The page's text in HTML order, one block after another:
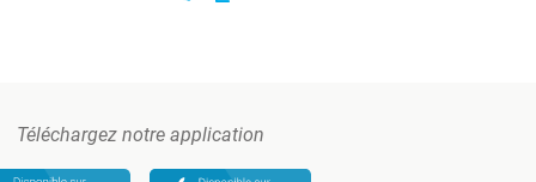
Téléchargez notre application